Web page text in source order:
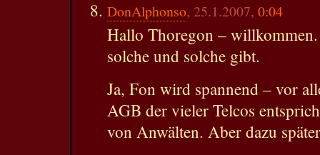
DonAlphonso, 25.1.2007, 0:04
Hallo Thoregon –
solche und solche gibt.
Ja, Fon wird spannend – vor
AGB der vieler Telcos
von Anwälten. Aber dazu